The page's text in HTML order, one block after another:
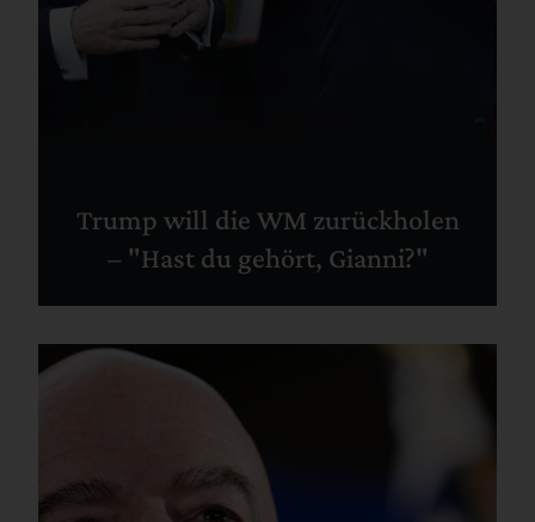
Trump will die WM zurückholen
– "Hast du gehört, Gianni?"